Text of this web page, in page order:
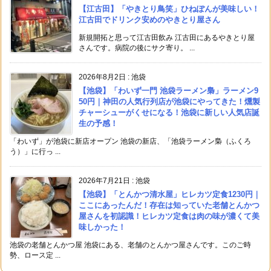
【江古田】「やきとり鳥笑」ひねぽんが美味しい！
江古田でドリンク安めのやきとり屋さん
新規開拓と思って江古田飲み 江古田にあるやきとり屋
さんです。病院の後にサク寄り。 ...
2026年8月2日 : 池袋
【池袋】「わいず一門 池袋ラーメン梟」ラーメン9
50円｜神田の人気行列店が池袋にやってきた！燻製
チャーシューがくせになる！池袋に新しい人気店誕
生の予感！
「わいず」が池袋に新店オープン 池袋の新店、「池袋ラーメン梟（ふくろ
う）」に行っ ...
2026年7月21日 : 池袋
【池袋】「とんかつ清水屋」ヒレカツ定食1230円｜
ここにあったんだ！存在は知っていた老舗とんかつ
屋さんを初認識！ヒレカツ定食は肉の味が濃くて美
味しかった！
池袋の老舗とんかつ屋 池袋にある、老舗のとんかつ屋さんです。このご時
勢、ロース定 ...